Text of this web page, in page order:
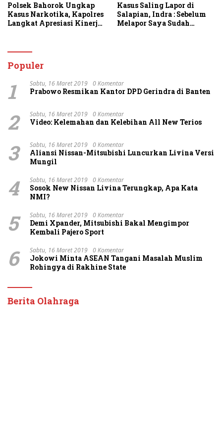
Polsek Bahorok Ungkap
Kasus Narkotika, Kapolres
Langkat Apresiasi Kinerja
Layanan 110
Kasus Saling Lapor di
Salapian, Indra : Sebelum
Melapor Saya Sudah
Populer
1 Sabtu, 16 Maret 2019 0 Komentar
Prabowo Resmikan Kantor DPD Gerindra di Banten
2 Sabtu, 16 Maret 2019 0 Komentar
Video: Kelemahan dan Kelebihan All New Terios
3 Sabtu, 16 Maret 2019 0 Komentar
Aliansi Nissan-Mitsubishi Luncurkan Livina Versi
Mungil
4 Sabtu, 16 Maret 2019 0 Komentar
Sosok New Nissan Livina Terungkap, Apa Kata
NMI?
5 Sabtu, 16 Maret 2019 0 Komentar
Demi Xpander, Mitsubishi Bakal Mengimpor
Kembali Pajero Sport
6 Sabtu, 16 Maret 2019 0 Komentar
Jokowi Minta ASEAN Tangani Masalah Muslim
Rohingya di Rakhine State
Berita Olahraga